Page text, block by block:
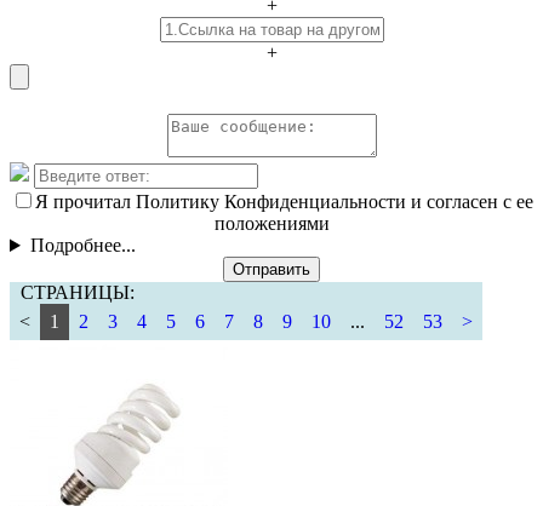
+
+
Я прочитал Политику Конфиденциальности и согласен с ее
положениями
Подробнее...
Отправить
СТРАНИЦЫ:
<
1 2 3 4 5 6 7 8 9 10 ... 52 53 >